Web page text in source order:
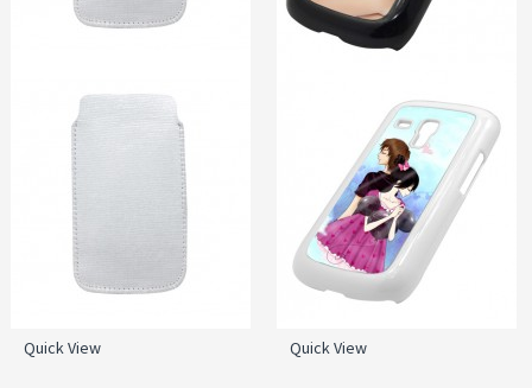
Quick View Quick View